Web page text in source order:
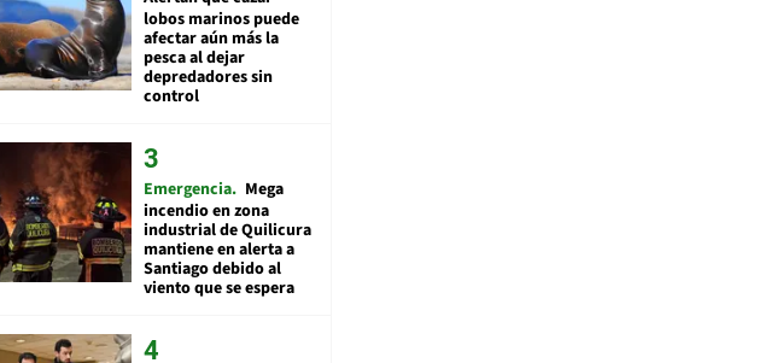
lobos marinos puede
afectar aún más la
pesca al dejar
depredadores sin
control
Emergencia Mega
incendio en zona
industrial de Quilicura
mantiene en alerta a
Santiago debido al
viento que se espera